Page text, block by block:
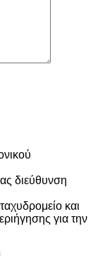
διεύθυνση
και
για την